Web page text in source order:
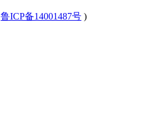
鲁ICP备14001487号 )